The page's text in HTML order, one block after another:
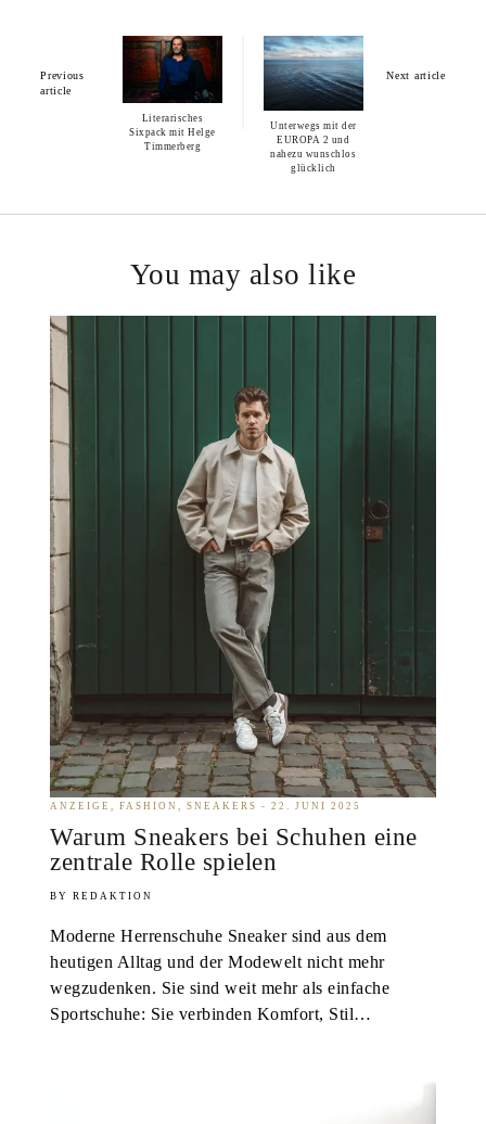
Previous
article
Literarisches
Sixpack mit Helge
Timmerberg
Next article
Unterwegs mit der
EUROPA 2 und
nahezu wunschlos
glücklich
You may also like
ANZEIGE FASHION SNEAKERS 22. JUNI 2025
Warum Sneakers bei Schuhen eine
zentrale Rolle spielen
REDAKTION
Moderne Herrenschuhe Sneaker sind aus dem
heutigen Alltag und der Modewelt nicht mehr
wegzudenken. Sie sind weit mehr als einfache
Sportschuhe: Sie verbinden Komfort, Stil…